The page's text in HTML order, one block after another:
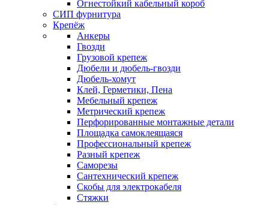
Огнестойкий кабельный короб
СИП фурнитура
Крепёж
Анкеры
Гвозди
Грузовой крепеж
Дюбели и дюбель-гвозди
Дюбель-хомут
Клей, Герметики, Пена
Мебельный крепеж
Метрический крепеж
Перфорированные монтажные детали
Площадка самоклеящаяся
Профессиональный крепеж
Разный крепеж
Саморезы
Сантехнический крепеж
Скобы для электрокабеля
Стяжки